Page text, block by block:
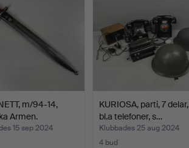
m/94-14,
Armen.
15 sep 2024
KURIOSA, parti, 7 delar,
bl.a telefoner, s…
Klubbades 25 aug 2024
4 bud